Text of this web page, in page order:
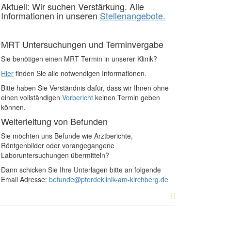
Aktuell: Wir suchen Verstärkung. Alle
Informationen in unseren Stellenangebote.
MRT Untersuchungen und Terminvergabe
Sie benötigen einen MRT Termin in unserer Klinik?
Hier finden Sie alle notwendigen Informationen.
Bitte haben Sie Verständnis dafür, dass wir Ihnen ohne
einen vollständigen Vorbericht keinen Termin geben
können.
Weiterleitung von Befunden
Sie möchten uns Befunde wie Arztberichte,
Röntgenbilder oder vorangegangene
Laboruntersuchungen übermitteln?
Dann schicken Sie Ihre Unterlagen bitte an folgende
Email Adresse: befunde@pferdeklinik-am-kirchberg.de